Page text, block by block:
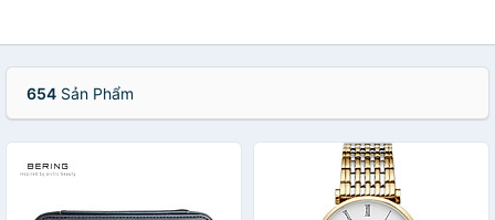
654 Sản Phẩm